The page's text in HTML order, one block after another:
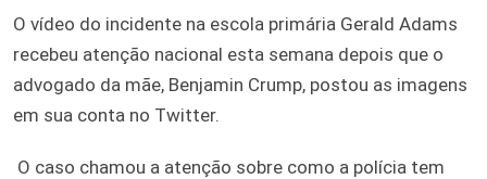
O vídeo do incidente na escola primária Gerald Adams
recebeu atenção nacional esta semana depois que o
advogado da mãe, Benjamin Crump, postou as imagens
em sua conta no Twitter.
O caso chamou a atenção sobre como a polícia tem